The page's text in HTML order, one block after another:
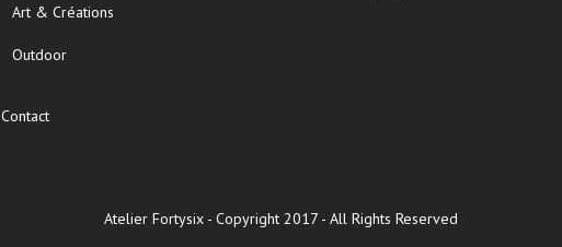
Art & Créations
Outdoor
Contact
Atelier Fortysix - Copyright 2017 - All Rights Reserved